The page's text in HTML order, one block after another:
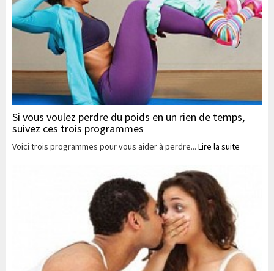
Si vous voulez perdre du poids en un rien de temps,
suivez ces trois programmes
Voici trois programmes pour vous aider à perdre... Lire la suite